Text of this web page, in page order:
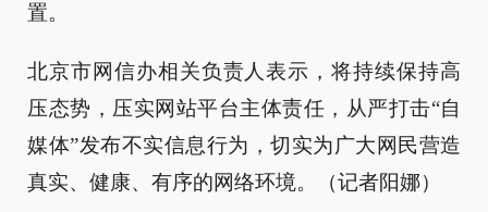
置。
北京市网信办相关负责人表示，将持续保持高
压态势，压实网站平台主体责任，从严打击“自
媒体”发布不实信息行为，切实为广大网民营造
真实、健康、有序的网络环境。（记者阳娜）